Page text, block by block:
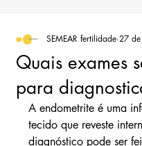
Quais exames
para
SEMEAR fertilidade 27
A endometrite é uma
tecido que reveste
diagnóstico pode ser